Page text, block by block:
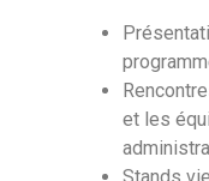
et les